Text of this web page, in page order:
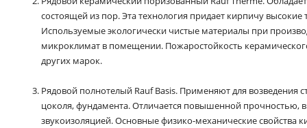
состоящей из пор. Эта технология придает кирпичу высокие
Используемые экологически чистые материалы при
микроклимат в помещении. Пожаростойкость
других марок.
Рядовой полнотелый Rauf Basis. Применяют для возведения
цоколя, фундамента. Отличается повышенной прочностью,
звукоизоляцией. Основные физико-механические свойства